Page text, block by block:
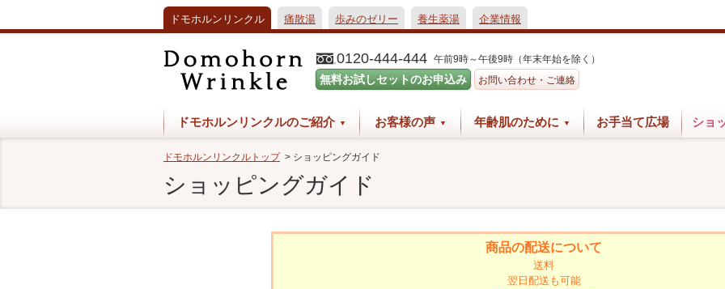
ドモホルンリンクル 痛散湯 歩みのゼリー 養生薬湯 企業情報
0120-444-444 午前9時～午後9時（年末年始を除く）
無料お試しセットのお申込み お問い合わせ・ご連絡
ドモホルンリンクルのご紹介 お客様の声 年齢肌のために お手当て広場 ショ
ドモホルンリンクルトップ > ショッピングガイド
ショッピングガイド
商品の配送について
送料
翌日配送も可能